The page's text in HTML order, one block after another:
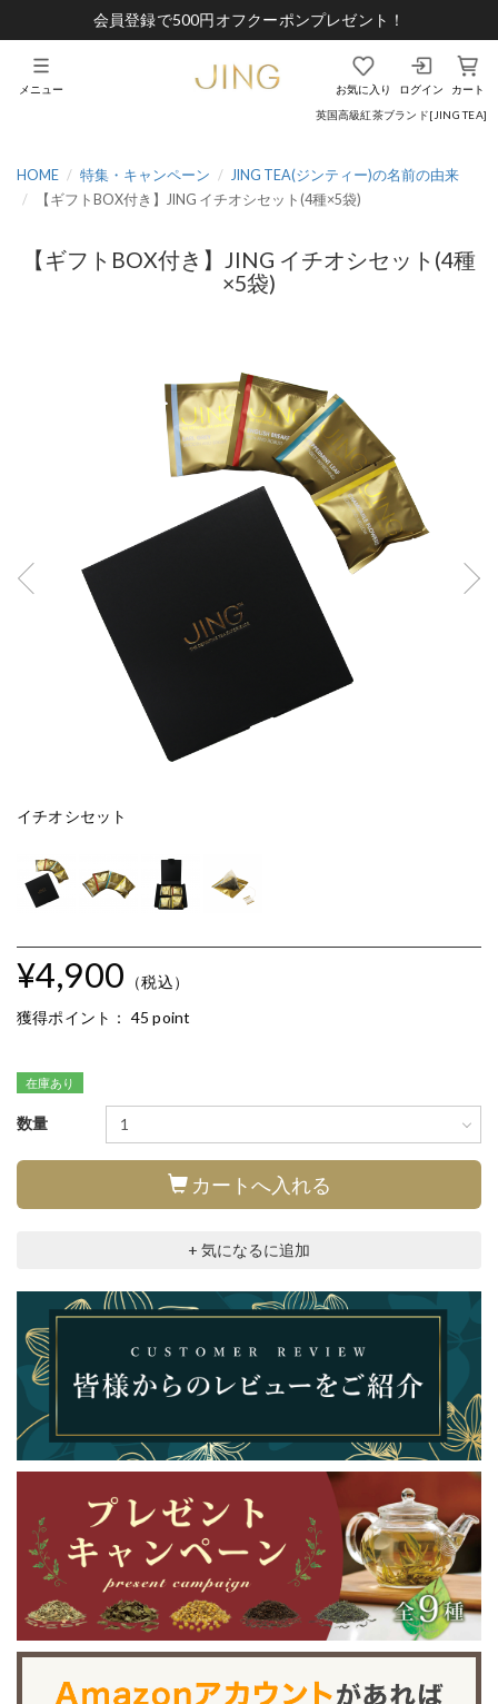
会員登録で500円オフクーポンプレゼント！
英国高級紅茶ブランド[JING TEA]
お気に入り ログイン カート
メニュー
HOME 特集・キャンペーン
JING TEA(ジンティー)の名前の由来
【ギフトBOX付き】JING イチオシセット(4種×5袋)
【ギフトBOX付き】JING イチオシセット(4種
×5袋)
イチオシセット
¥4,900 （税込）
獲得ポイント： 45 point
在庫あり
数量
カートへ入れる
+ 気になるに追加